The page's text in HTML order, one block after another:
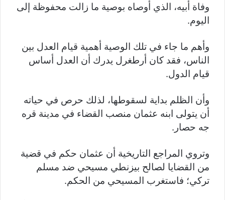
وفاة أبيه، الذي أوصاه بوصية ما زالت محفوظة إلى
اليوم.
وأهم ما جاء في تلك الوصية أهمية قيام العدل بين
الناس، فقد كان أرطغرل يدرك أن العدل أساس
قيام الدول.
وأن الظلم بداية لسقوطها، لذلك حرص في حياته
أن يتولى ابنه عثمان منصب القضاء في مدينة قره
جه حصار.
وتروي المراجع التاريخية أن عثمان حكم في قضية
من القضايا لصالح بيزنطي مسيحي ضد مسلم
تركي؛ فاستغرب المسيحي من الحكم.